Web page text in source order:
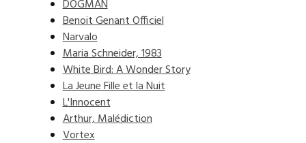
DOGMAN
Benoit Genant Officiel
Narvalo
Maria Schneider, 1983
White Bird: A Wonder Story
La Jeune Fille et la Nuit
L'Innocent
Arthur, Malédiction
Vortex